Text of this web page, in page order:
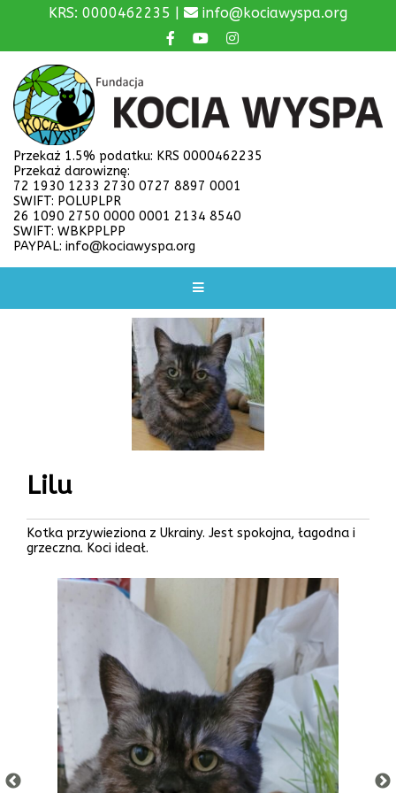
KRS: 0000462235 | info@kociawyspa.org
Przekaż 1.5% podatku: KRS 0000462235
Przekaż darowiznę:
72 1930 1233 2730 0727 8897 0001
SWIFT: POLUPLPR
26 1090 2750 0000 0001 2134 8540
SWIFT: WBKPPLPP
PAYPAL: info@kociawyspa.org
Lilu
Kotka przywieziona z Ukrainy. Jest spokojna, łagodna i
grzeczna. Koci ideał.